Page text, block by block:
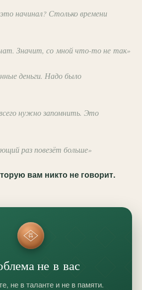
начинал? Столько времени
Значит, со мной что-то не так»
деньги. Надо было
нужно запомнить. Это
раз повезёт больше»
вам никто не говорит.
не в вас
не в таланте и не в памяти.